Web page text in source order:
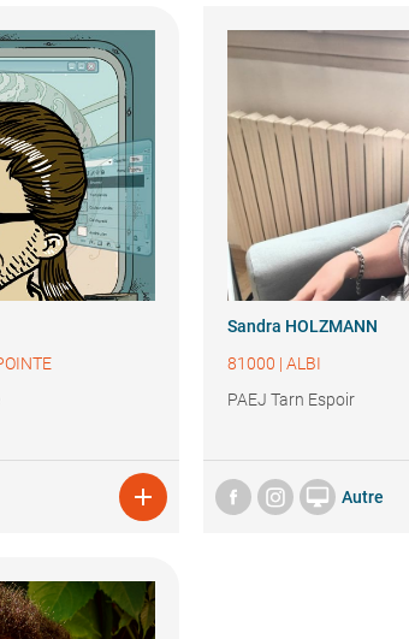

Sandra HOLZMANN
81000 | ALBI
PAEJ Tarn Espoir
 Autre